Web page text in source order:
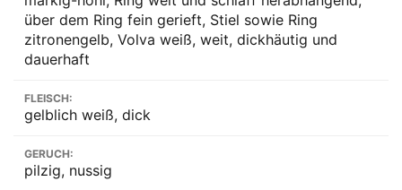
über dem Ring fein gerieft, Stiel sowie Ring
zitronengelb, Volva weiß, weit, dickhäutig und
dauerhaft
FLEISCH:
gelblich weiß, dick
GERUCH:
pilzig, nussig